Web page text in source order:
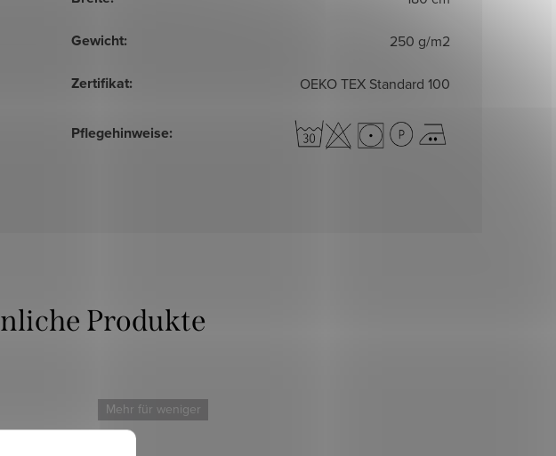
Gewicht: 250 g/m2
Zertifikat: OEKO TEX Standard 100
Pflegehinweise:
Mehr für weniger